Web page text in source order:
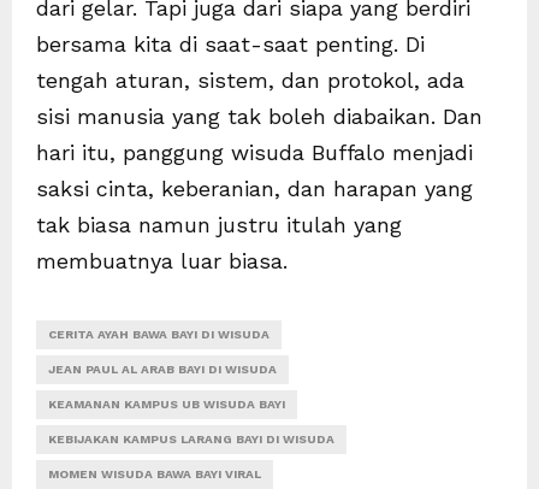
dari gelar. Tapi juga dari siapa yang berdiri
bersama kita di saat-saat penting. Di
tengah aturan, sistem, dan protokol, ada
sisi manusia yang tak boleh diabaikan. Dan
hari itu, panggung wisuda Buffalo menjadi
saksi cinta, keberanian, dan harapan yang
tak biasa namun justru itulah yang
membuatnya luar biasa.
CERITA AYAH BAWA BAYI DI WISUDA
JEAN PAUL AL ARAB BAYI DI WISUDA
KEAMANAN KAMPUS UB WISUDA BAYI
KEBIJAKAN KAMPUS LARANG BAYI DI WISUDA
MOMEN WISUDA BAWA BAYI VIRAL